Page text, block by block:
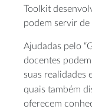
Toolkit
podem servir
Ajudadas pelo
docentes
suas realidades
quais também
oferecem